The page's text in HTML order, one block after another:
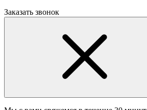
Заказать звонок